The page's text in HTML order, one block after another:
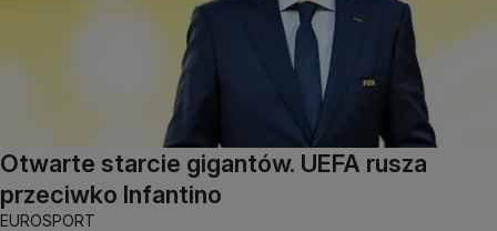
Otwarte starcie gigantów. UEFA rusza
przeciwko Infantino
EUROSPORT